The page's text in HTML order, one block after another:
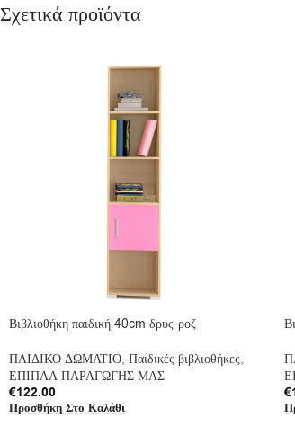
Σχετικά προϊόντα
Βιβλιοθήκη παιδική 40cm δρυς-ροζ
ΠΑΙΔΙΚΟ ΔΩΜΑΤΙΟ, Παιδικές βιβλιοθήκες,
ΕΠΙΠΛΑ ΠΑΡΑΓΩΓΗΣ ΜΑΣ
€122.00
Προσθήκη Στο Καλάθι
€